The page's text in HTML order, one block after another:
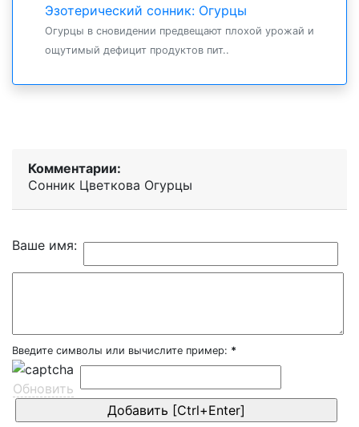
Эзотерический сонник: Огурцы
Огурцы в сновидении предвещают плохой урожай и
ощутимый дефицит продуктов пит..
Комментарии:
Сонник Цветкова Огурцы
Ваше имя:
Введите символы или вычислите пример: *
Обновить